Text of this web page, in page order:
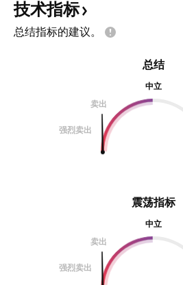
点关注趋势改变的时刻。 3、xmr
底部不断抬升。趋势震荡向上 4、gf
底部区域，放巨量，有庄家进场吸筹
波动，快速下跌，极速拉升，反复洗
盘，震荡。 5、looks 底部放巨
技术指标
总结指标的建议。
震荡指标
中立
卖出
强烈卖出
总结
中立
卖出
强烈卖出